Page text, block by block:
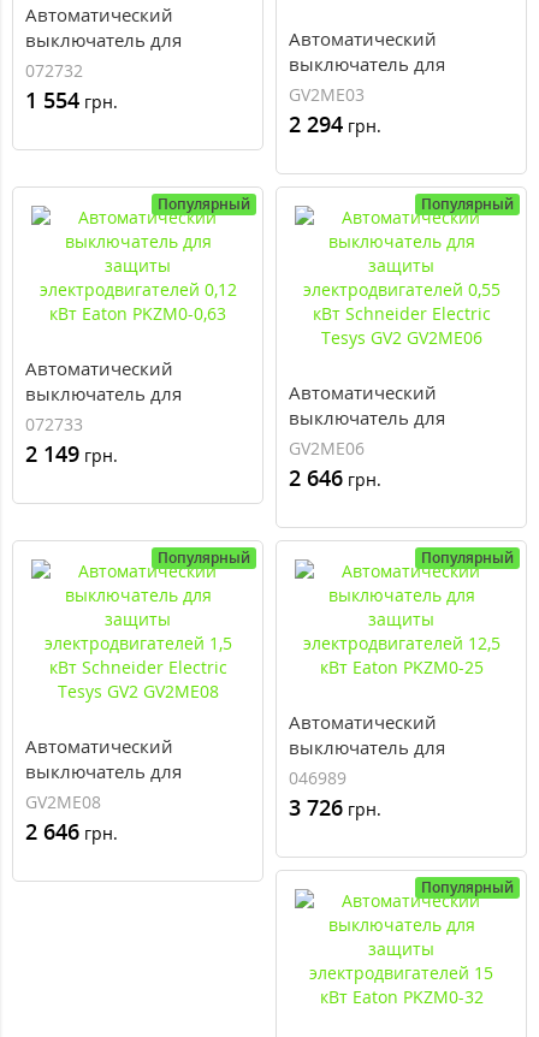
Автоматический
выключатель для
защиты
электродвигателей 0,09
кВт Eaton PKZM0-0,4
072732
1 554 грн.
Автоматический
выключатель для
защиты
электродвигателей 0,09
кВт Schneider Electric
GV2ME03
2 294 грн.
Популярный
Автоматический
выключатель для
защиты
электродвигателей 0,12
кВт Eaton PKZM0-0,63
072733
2 149 грн.
Популярный
Автоматический
выключатель для
защиты
электродвигателей 0,55
кВт Schneider Electric
GV2ME06
2 646 грн.
Популярный
Автоматический
выключатель для
защиты
электродвигателей 1,5
кВт Schneider Electric
GV2ME08
2 646 грн.
Популярный
Автоматический
выключатель для
защиты
электродвигателей 12,5
кВт Eaton PKZM0-25
046989
3 726 грн.
Популярный